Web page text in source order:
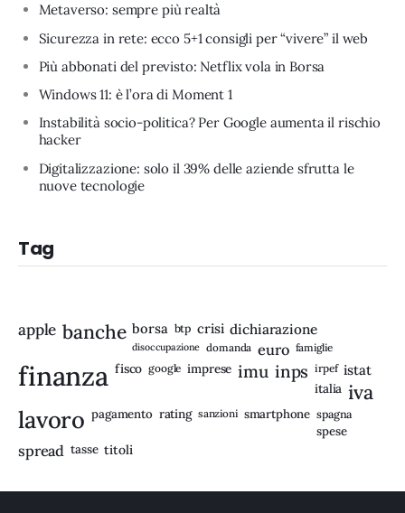
Metaverso: sempre più realtà
Sicurezza in rete: ecco 5+1 consigli per “vivere” il web
Più abbonati del previsto: Netflix vola in Borsa
Windows 11: è l’ora di Moment 1
Instabilità socio-politica? Per Google aumenta il rischio
hacker
Digitalizzazione: solo il 39% delle aziende sfrutta le
nuove tecnologie
Tag
apple banche borsa btp crisi dichiarazione
disoccupazione domanda euro famiglie
finanza fisco google imprese imu inps irpef istat
italia iva
lavoro pagamento rating sanzioni smartphone spagna
spese
spread tasse titoli